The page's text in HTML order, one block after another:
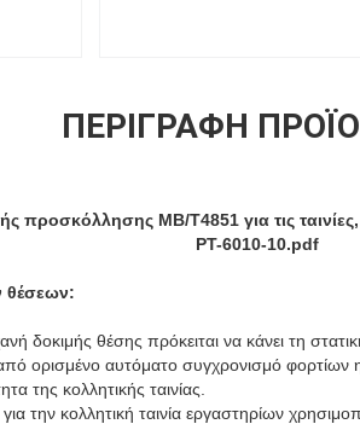
ΠΕΡΙΓΡΑΦΉ
προσκόλλησης ΜΒ/T4851 για τις
PT-6010-10.pdf
θέσεων:
δοκιμής θέσης πρόκειται να κάνει τη
ορισμένο αυτόματο συγχρονισμό φορτίων
της κολλητικής ταινίας.
την κολλητική ταινία εργαστηρίων